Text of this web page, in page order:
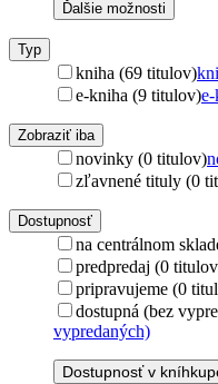
Ďalšie možnosti
Typ
kniha (69 titulov)
e-kniha (9 titulov)
Zobraziť iba
novinky (0 titulov)
zľavnené tituly (0
Dostupnosť
na centrálnom
predpredaj (0
pripravujeme (0
dostupná (bez
vypredaných)
Dostupnosť v